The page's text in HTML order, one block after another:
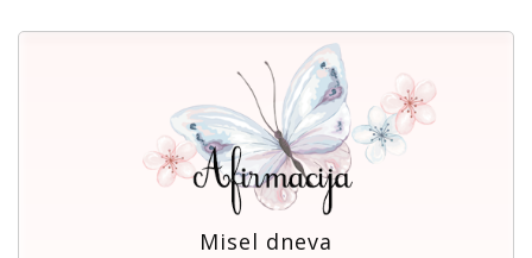
Misel dneva